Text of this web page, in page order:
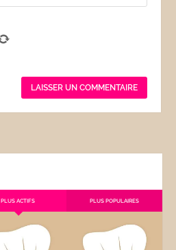
PLUS ACTIFS PLUS POPULAIRES